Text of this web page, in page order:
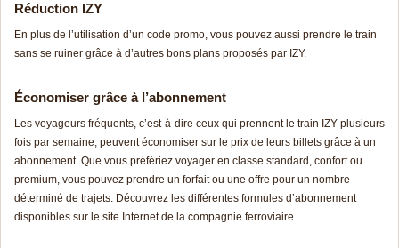
Réduction IZY
En plus de l’utilisation d’un code promo, vous pouvez aussi prendre le train
sans se ruiner grâce à d’autres bons plans proposés par IZY.
Économiser grâce à l’abonnement
Les voyageurs fréquents, c’est-à-dire ceux qui prennent le train IZY plusieurs
fois par semaine, peuvent économiser sur le prix de leurs billets grâce à un
abonnement. Que vous préfériez voyager en classe standard, confort ou
premium, vous pouvez prendre un forfait ou une offre pour un nombre
déterminé de trajets. Découvrez les différentes formules d’abonnement
disponibles sur le site Internet de la compagnie ferroviaire.